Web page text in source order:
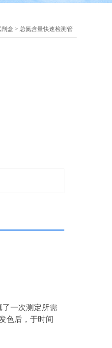
剂盒 > 总氮含量快速检测管
一次测定所需
色后，于时间